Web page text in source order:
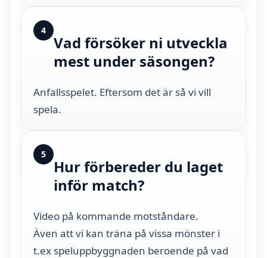
4
Vad försöker ni utveckla
mest under säsongen?
Anfallsspelet. Eftersom det är så vi vill
spela.
5
Hur förbereder du laget
inför match?
Video på kommande motståndare.
Även att vi kan träna på vissa mönster i
t.ex speluppbyggnaden beroende på vad